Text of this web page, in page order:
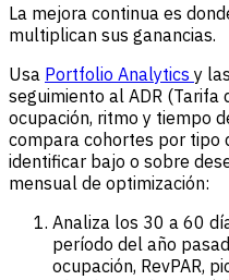
La mejora continua es
multiplican sus ganancias.
Usa Portfolio Analytics y
seguimiento al ADR (Tarifa
ocupación, ritmo y tiempo
compara cohortes por tipo
identificar bajo o sobre
mensual de optimización:
Analiza los 30 a 60
período del año
ocupación, RevPAR,